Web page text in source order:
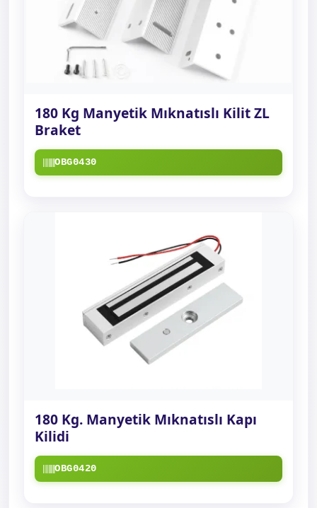
180 Kg Manyetik Mıknatıslı Kilit ZL
Braket
OBG0430
180 Kg. Manyetik Mıknatıslı Kapı
Kilidi
OBG0420